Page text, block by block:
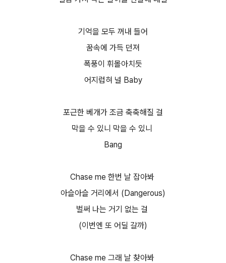
기억을 모두 꺼내 들어
꿈속에 가득 던져
폭풍이 휘몰아치듯
어지럽혀 널 Baby
포근한 베개가 조금 축축해질 걸
막을 수 있니 막을 수 있니
Bang
Chase me 한번 날 잡아봐
아슬아슬 거리에서 (Dangerous)
벌써 나는 거기 없는 걸
(이번엔 또 어딜 갈까)
Chase me 그래 날 찾아봐